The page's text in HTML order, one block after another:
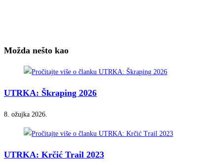
Možda nešto kao
UTRKA: Škraping 2026
8. ožujka 2026.
UTRKA: Krčić Trail 2023